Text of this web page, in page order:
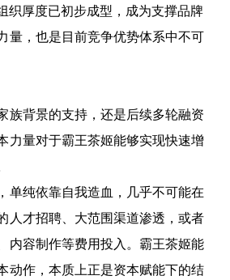
织厚度已初步成型，成为支撑品牌
量，也是目前竞争优势体系中不可
族背景的支持，还是后续多轮融资
力量对于霸王茶姬能够实现快速增
单纯依靠自我造血，几乎不可能在
人才招聘、大范围渠道渗透，或者
内容制作等费用投入。霸王茶姬能
动作，本质上正是资本赋能下的结